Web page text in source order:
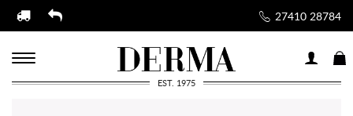
27410 28784
EST. 1975